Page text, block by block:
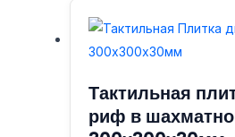
Тактильная
риф в